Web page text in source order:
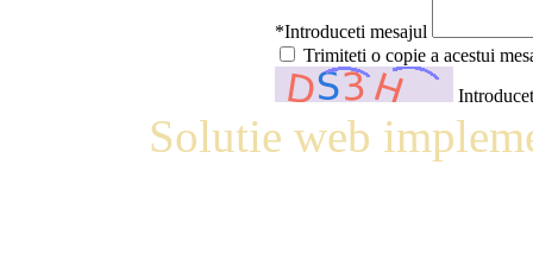
*Introduceti mesajul
Trimiteti o copie a acestui
Solutie web